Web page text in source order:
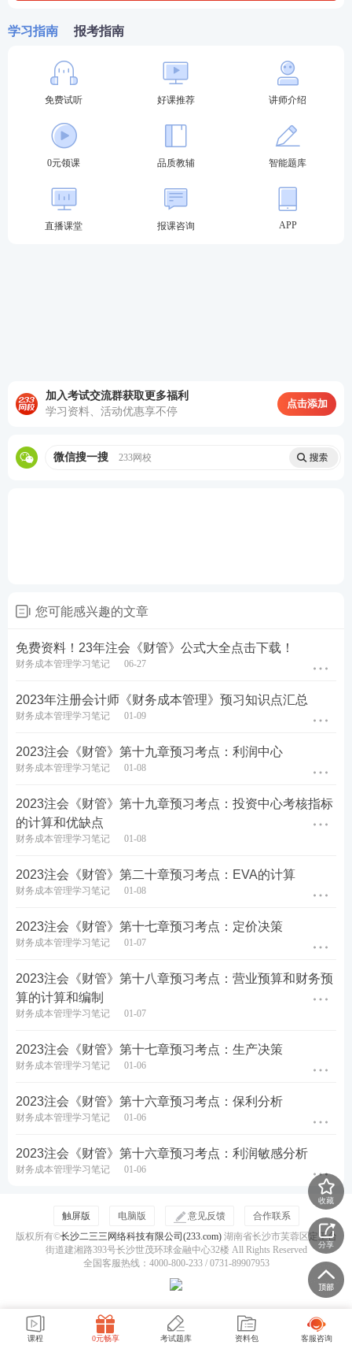
难度大，通过率低？233网校取证班6位强师护航
助你硬核考证。
2023注会取证班：取证好课重磅升级，10大
全维班级，助力黄金备考>>试听入口
2023注会高效班： 6大精品班级，高效精学，
超低价格，学霸之选
>>立即学习
必考60题，全阶段覆盖
学习指南 报考指南
免费试听 好课推荐 讲师介绍
0元领课 品质教辅 智能题库
直播课堂 报课咨询 APP
加入考试交流群获取更多福利
学习资料、活动优惠享不停
点击添加
微信搜一搜 233网校
您可能感兴趣的文章
免费资料！23年注会《财管》公式大全点击下载！
财务成本管理学习笔记 06-27
2023年注册会计师《财务成本管理》预习知识点汇总
财务成本管理学习笔记 01-09
2023注会《财管》第十九章预习考点：利润中心
财务成本管理学习笔记 01-08
2023注会《财管》第十九章预习考点：投资中心考核指标
的计算和优缺点
财务成本管理学习笔记 01-08
2023注会《财管》第二十章预习考点：EVA的计算
财务成本管理学习笔记 01-08
2023注会《财管》第十七章预习考点：定价决策
财务成本管理学习笔记 01-07
2023注会《财管》第十八章预习考点：营业预算和财务预
算的计算和编制
财务成本管理学习笔记 01-07
2023注会《财管》第十七章预习考点：生产决策
财务成本管理学习笔记 01-06
2023注会《财管》第十六章预习考点：保利分析
财务成本管理学习笔记 01-06
2023注会《财管》第十六章预习考点：利润敏感分析
财务成本管理学习笔记 01-06
收藏
分享
触屏版 电脑版 意见反馈
合作联系
版权所有©长沙二三三网络科技有限公司(233.com)湖南省长沙市芙蓉区定王台
街道建湘路393号长沙世茂环球金融中心32楼 All Rights Reserved
全国客服热线：4000-800-233 / 0731-89907953
课程 0元畅享 考试题库 资料包 客服咨询